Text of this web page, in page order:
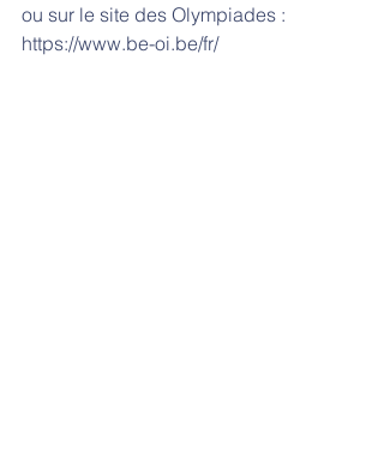
ou sur le site des Olympiades :
https://www.be-oi.be/fr/